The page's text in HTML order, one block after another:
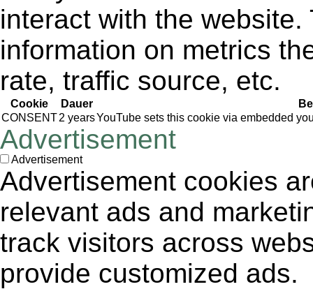
interact with the
information on metrics
rate, traffic source, etc.
Cookie Dauer
CONSENT2 yearsYouTube sets this cookie via embedded
Advertisement
Advertisement
Advertisement cookies
relevant ads and
track visitors across
provide customized ads.